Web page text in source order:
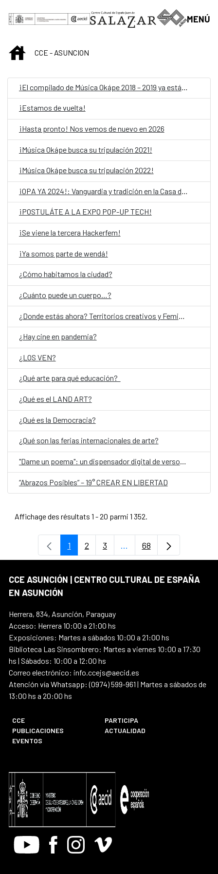
Saut au contenu principal
MENÚ
INICIOCCE - ASUNCION
¡Estamos de vuelta!
¡Hasta pronto! Nos vemos de nuevo en 2026
¡Música Okápe busca su tripulación 2021!
¡Música Okápe busca su tripulación 2022!
¡OPA YA 2024!: Vanguardia y tradición en la Casa del Bicentenario de las Artes Visuales
¡POSTULÁTE A LA EXPO POP-UP TECH!
¡Se viene la tercera Hackerfem!
¡Ya somos parte de wendá!
¿Cómo habitamos la ciudad?
¿Cuánto puede un cuerpo…?
¿Hay cine en pandemia?
¿LOS VEN?
¿Qué arte para qué educación?
¿Qué es el LAND ART?
¿Qué es la Democracia?
¿Qué son las ferias internacionales de arte?
"Dame un poema": un dispensador digital de versos, en el Día Mundial de la Poesía
“Abrazos Posibles” – 19° CREAR EN LIBERTAD
Affichage des résultats 1 - 20 parmi 1 352.
Page
1 Page
2 Page
3 ...Pages intermédiaires
Page
68
CCE ASUNCIÓN | CENTRO CULTURAL DE ESPAÑA
EN ASUNCIÓN
Herrera, 834, Asunción, Paraguay
Acceso: Herrera 10:00 a 21:00 hs
Exposiciones: Martes a sábados 10:00 a 21:00 hs
Biblioteca Las Sinsombrero: Martes a viernes 10:00 a 17:30
hs | Sábados: 10:00 a 12:00 hs
Correo electrónico: info.ccejs@aecid.es
Atención vía Whatsapp: (0974) 599-961 | Martes a sábados de
13:00 hs a 20:00 hs
CCE
PARTICIPA
PUBLICACIONES
ACTUALIDAD
EVENTOS
Youtube FacebookInstagram
Vimeo